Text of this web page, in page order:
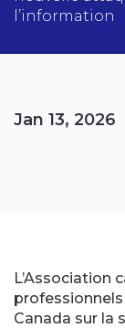
l’information
Jan 13, 2026
L’Association
Canada sur la